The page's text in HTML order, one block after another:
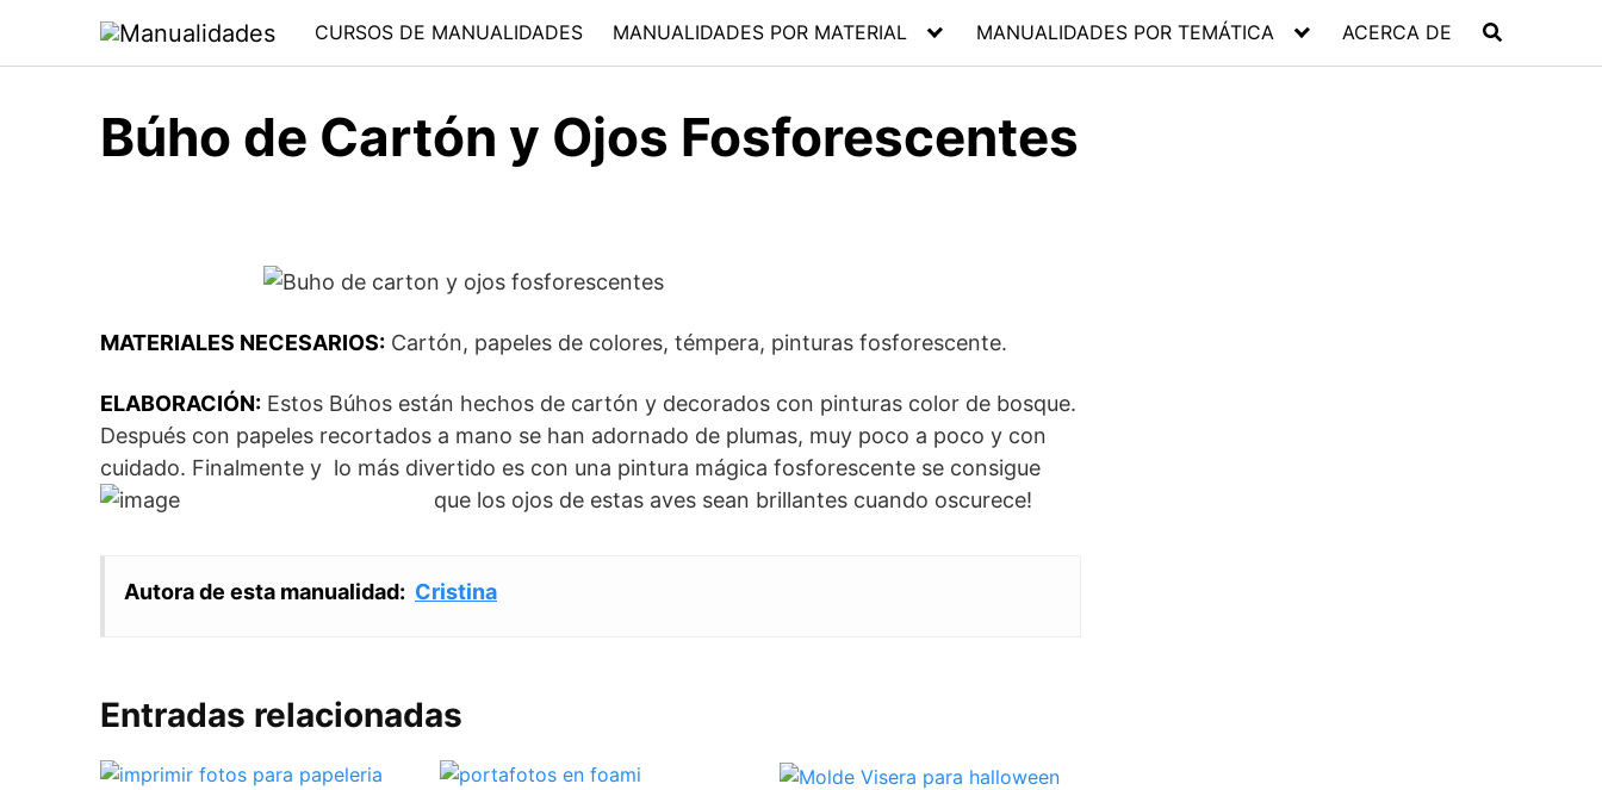
contenido
CURSOS DE MANUALIDADES MANUALIDADES POR MATERIAL MANUALIDADES POR TEMÁTICA ACERCA DE
Búho de Cartón y Ojos Fosforescentes
MATERIALES NECESARIOS: Cartón, papeles de colores, témpera, pinturas fosforescente.
ELABORACIÓN: Estos Búhos están hechos de cartón y decorados con pinturas color de bosque.
Después con papeles recortados a mano se han adornado de plumas, muy poco a poco y con
cuidado. Finalmente y lo más divertido es con una pintura mágica fosforescente se consigue
que los ojos de estas aves sean brillantes cuando oscurece!
Autora de esta manualidad: Cristina
Entradas relacionadas